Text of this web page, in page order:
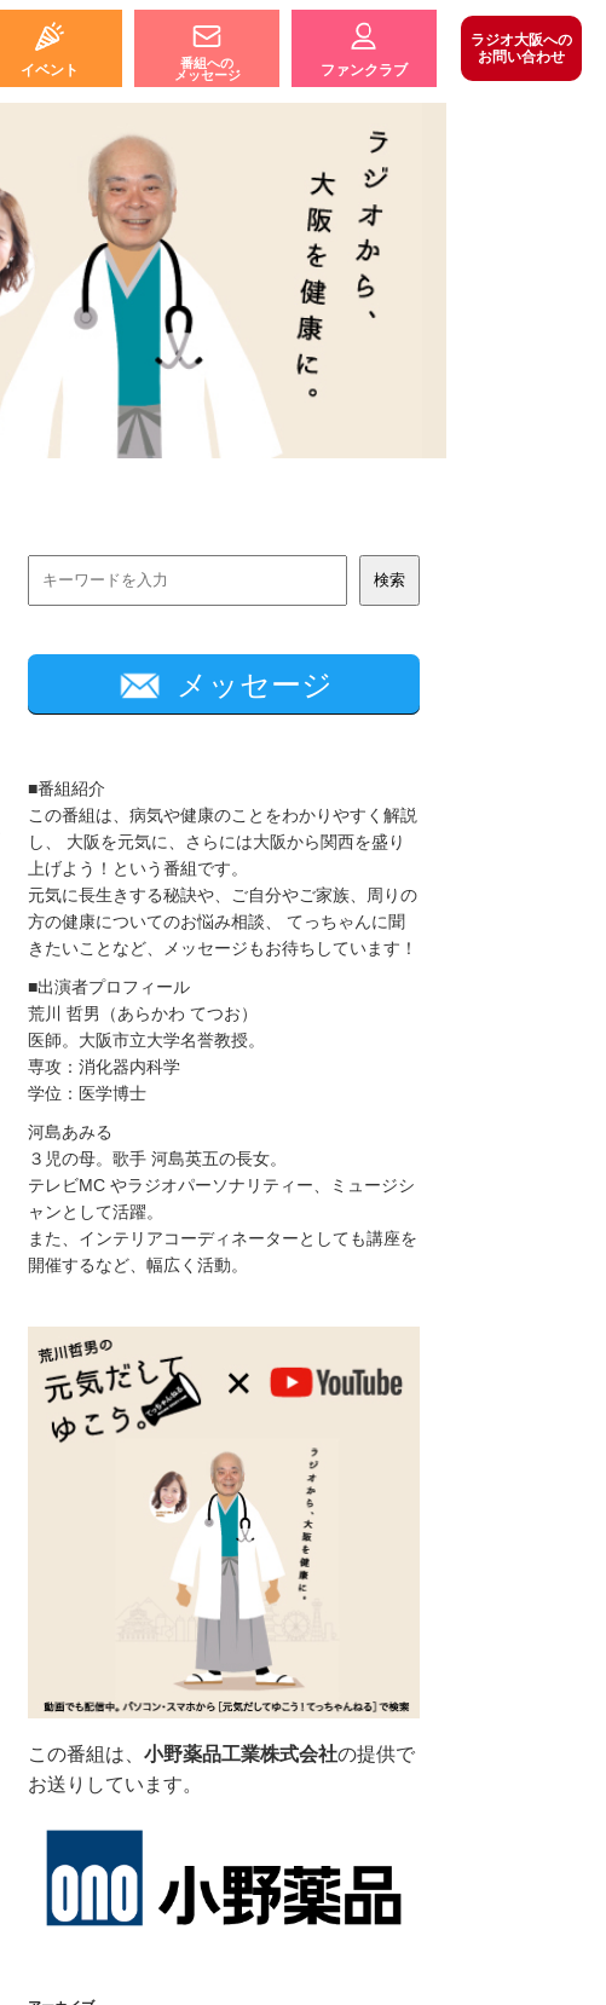
イベント
番組への
メッセージ
ファンクラブ
ラジオ大阪への
お問い合わせ
メッセージ
■番組紹介
この番組は、病気や健康のことをわかりやすく解説
し、 大阪を元気に、さらには大阪から関西を盛り
上げよう！という番組です。
元気に長生きする秘訣や、ご自分やご家族、周りの
方の健康についてのお悩み相談、 てっちゃんに聞
きたいことなど、メッセージもお待ちしています！
■出演者プロフィール
荒川 哲男（あらかわ てつお）
医師。大阪市立大学名誉教授。
専攻：消化器内科学
学位：医学博士
河島あみる
３児の母。歌手 河島英五の長女。
テレビMC やラジオパーソナリティー、ミュージシ
ャンとして活躍。
また、インテリアコーディネーターとしても講座を
開催するなど、幅広く活動。
この番組は、小野薬品工業株式会社の提供で
お送りしています。